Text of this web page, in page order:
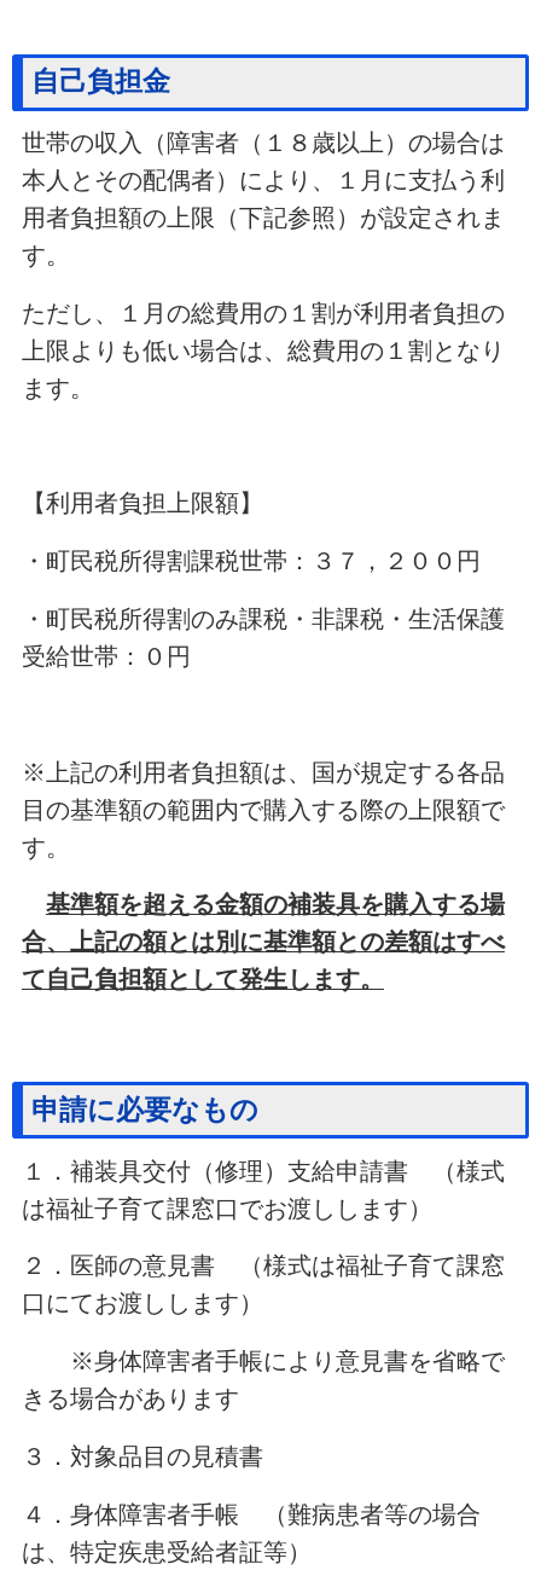
自己負担金
世帯の収入（障害者（１８歳以上）の場合は
本人とその配偶者）により、１月に支払う利
用者負担額の上限（下記参照）が設定されま
す。
ただし、１月の総費用の１割が利用者負担の
上限よりも低い場合は、総費用の１割となり
ます。
【利用者負担上限額】
・町民税所得割課税世帯：３７，２００円
・町民税所得割のみ課税・非課税・生活保護
受給世帯：０円
※上記の利用者負担額は、国が規定する各品
目の基準額の範囲内で購入する際の上限額で
す。
基準額を超える金額の補装具を購入する場
合、上記の額とは別に基準額との差額はすべ
て自己負担額として発生します。
申請に必要なもの
１．補装具交付（修理）支給申請書 （様式
は福祉子育て課窓口でお渡しします）
２．医師の意見書 （様式は福祉子育て課窓
口にてお渡しします）
※身体障害者手帳により意見書を省略で
きる場合があります
３．対象品目の見積書
４．身体障害者手帳 （難病患者等の場合
は、特定疾患受給者証等）